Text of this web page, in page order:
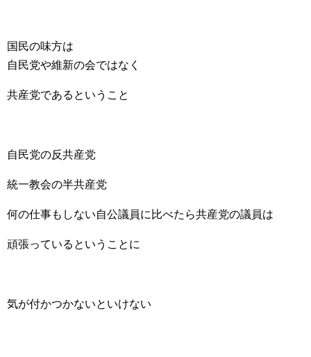
国民の味方は
自民党や維新の会ではなく
共産党であるということ
自民党の反共産党
統一教会の半共産党
何の仕事もしない自公議員に比べたら共産党の議員は
頑張っているということに
気が付かつかないといけない